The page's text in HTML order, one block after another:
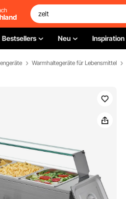
Bestsellers Neu Inspiration
Warmhaltegeräte für Lebensmittel